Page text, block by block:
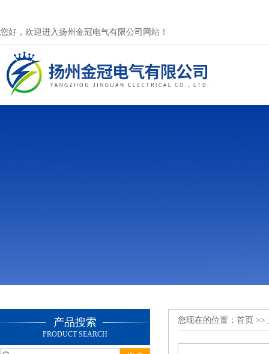
您好，欢迎进入扬州金冠电气有限公司网站！
产品搜索
PRODUCT SEARCH
您现在的位置： 首页 >>